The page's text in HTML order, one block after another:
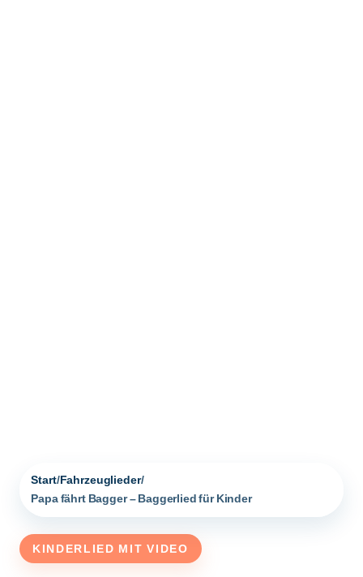
Start/Fahrzeuglieder/
Papa fährt Bagger – Baggerlied für Kinder
KINDERLIED MIT VIDEO